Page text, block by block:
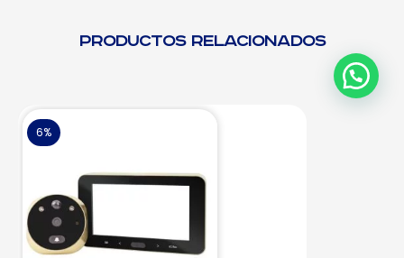
Productos relacionados
6%